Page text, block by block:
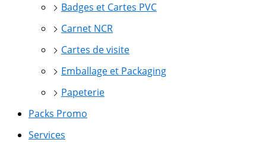
Badges et Cartes PVC
Carnet NCR
Cartes de visite
Emballage et Packaging
Papeterie
Packs Promo
Services